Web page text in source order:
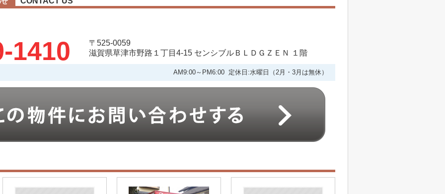
1410
〒525-0059
滋賀県草津市野路１丁目4-15 センシブルＢＬＤＧＺＥＮ １階
AM9:00～PM6:00 定休日:水曜日（2月・3月は無休）